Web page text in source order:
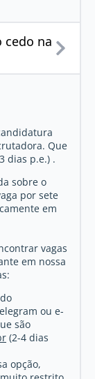
cedo na
Que
dias p.e.) .
sobre o
por sete
em
vagas
em nossa
ou e-
são
(2-4 dias
opção,